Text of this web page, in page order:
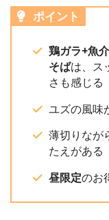
ポイント
鶏ガラ+魚
そばは、ス
さも感じる
ユズの風味
薄切りなが
たえがある
昼限定のお